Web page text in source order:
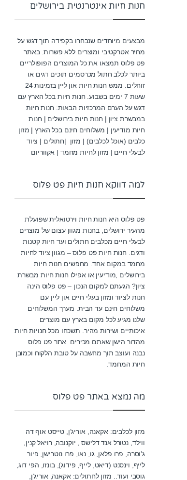
חנות חיות אינטרנטית בירושלים
מבצעים מיוחדים שנבחרו בקפידה תוך דגש על
מחיר אטרקטיבי ומוצרים ללא פשרות. באתר
פט פלוס תמצאו את כל המוצרים הפופולריים
ביותר לכלב חתול מכרסמים תוכים דגים או
זוחלים. ממש חנות חיות און ליין בזמינות 24
שעות 7 ימים בשבוע. חנות חיות בכל הארץ עם
דגש על הערם המרכזיות הבאות: חנות חיות
במבשרת ציון | חנות חיות בירושלים | חנות
חיות מודיעין | משלוחים חינם בכל הארץ | מזון
כלבים (אוכל לכלבים) | מזון |חתולים | ציוד
לבעלי חיים | מזון לחיות מחמד | אקווריום
למה דווקא חנות חיות פט פלוס
פט פלוס היא חנות חיות וירטואלית שפועלת
מהעיר ירושלים, בחנות מגוון עצום של מוצרים
לבעלי חיים מכלבים חתולים ועד חיות קטנות
ודגים. חנות חיות פט פלוס – מגוון ציוד לחיות
מחמד במקום אחד. מחפשים חנות חיות
בירושלים ,מודיעין או אפילו חנות חיות מבשרת
ציון? הגעתם למקום הנכון – פט פלוס הינה
חנות לציוד ומזון בעלי חיים און ליין עם
משלוחים חינם עד הבית. מערך המשלוחים
שלנו מגיע לכל מקום בארץ עם מוצרים
איכותיים ושירות מהיר. תשכחו מכל חנויות חיות
מהדור הישן שאתם מכירים. אתר פט פלוס
נבנה ועוצב תוך מחשבה על טובת הלקוח וכמובן
חיות המחמד.
מה נמצא באתר פט פלוס
מזון לכלבים: אקאנה, אוריג’ן, טייסט אוף דה
ווילד, נטורל אנד דלישס , יוקנובה, רויאל קנין,
ג’וסרה, פרו פלאן, גו, נאו, פרו נוטרישן, פיור
לייף, וינסנט (דיאט, לייף, פידוג), בונזו, הפי דוג,
גוסבי ועוד.. מזון לחתולים: אקאנה, אוריג’ן,